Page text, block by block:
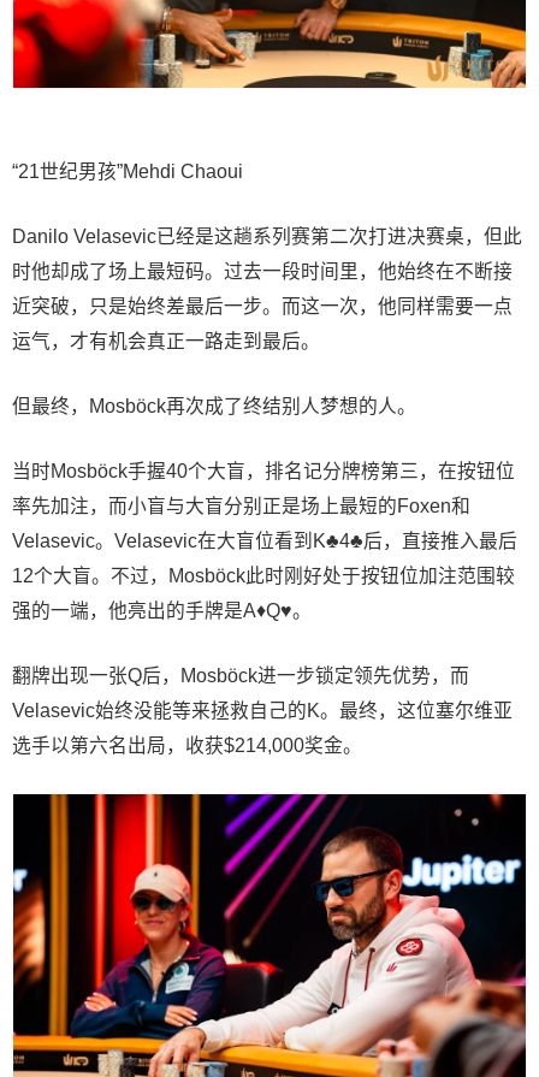
“21世纪男孩”Mehdi Chaoui
Danilo Velasevic已经是这趟系列赛第二次打进决赛桌，但此
时他却成了场上最短码。过去一段时间里，他始终在不断接
近突破，只是始终差最后一步。而这一次，他同样需要一点
运气，才有机会真正一路走到最后。
但最终，Mosböck再次成了终结别人梦想的人。
当时Mosböck手握40个大盲，排名记分牌榜第三，在按钮位
率先加注，而小盲与大盲分别正是场上最短的Foxen和
Velasevic。Velasevic在大盲位看到K♣4♣后，直接推入最后
12个大盲。不过，Mosböck此时刚好处于按钮位加注范围较
强的一端，他亮出的手牌是A♦Q♥。
翻牌出现一张Q后，Mosböck进一步锁定领先优势，而
Velasevic始终没能等来拯救自己的K。最终，这位塞尔维亚
选手以第六名出局，收获$214,000奖金。